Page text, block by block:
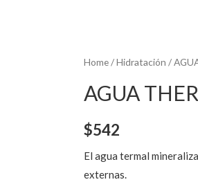
Home/Hidratación /
AGUA
$542
El agua termal
externas.